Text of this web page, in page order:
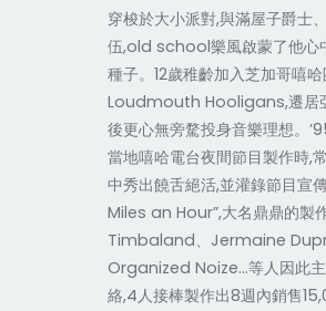
穿梭於大小派對,與滿屋子爵士
伍,old school樂風啟蒙了他心
種子。12歲稚齡加入芝加哥嘻哈
Loudmouth Hooligans,遷居
後更心無旁騖投身音樂理想。
當地嘻哈電台夜間節目製作時,
中秀出饒舌絕活,並灌錄節目宣
Miles an Hour”,大名鼎鼎的製
Timbaland、Jermaine Dupri
Organized Noize…等人因此
絡,4人接棒製作出8週內銷售